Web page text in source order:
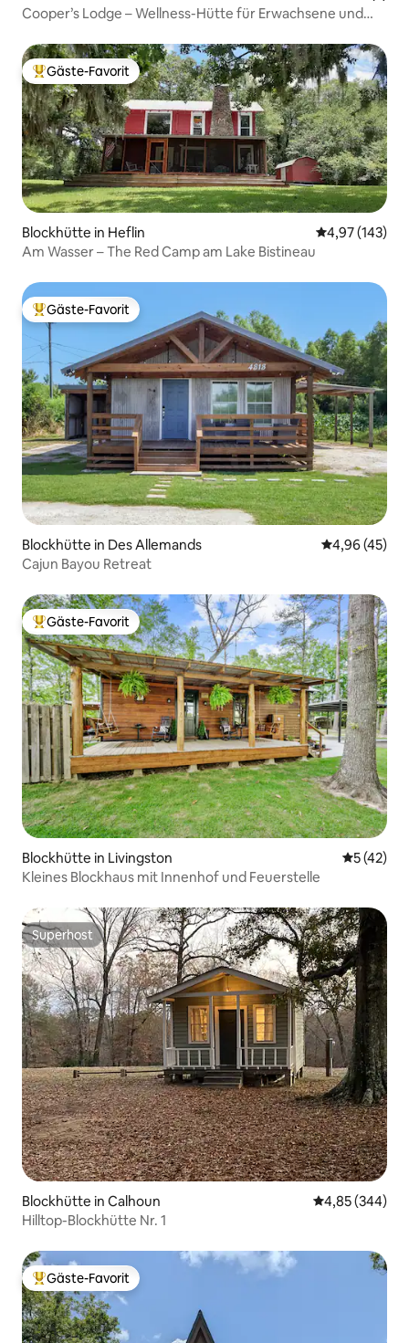
Cooper’s Lodge – Wellness-Hütte für Erwachsene und
Beliebter Gäste-Favorit.
Gäste-Favorit
Blockhütte in Heflin
4,97 (143)
Am Wasser – The Red Camp am Lake Bistineau
Beliebter Gäste-Favorit.
Gäste-Favorit
Blockhütte in Des Allemands
4,96 (45)
Cajun Bayou Retreat
Beliebter Gäste-Favorit.
Gäste-Favorit
Blockhütte in Livingston
5 (42)
Kleines Blockhaus mit Innenhof und Feuerstelle
Superhost
Superhost
Blockhütte in Calhoun
4,85 (344)
Hilltop-Blockhütte Nr. 1
Beliebter Gäste-Favorit.
Gäste-Favorit